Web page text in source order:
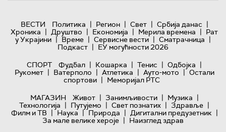
ВЕСТИ Политика | Регион | Свет | Србија данас |
Хроника | Друштво | Економија | Мерила времена | Рат
у Украјини | Време | Сервисне вести | Сматрачница |
Подкаст | ЕУ могућности 2026
СПОРТ
Фудбал | Кошарка | Тенис | Одбојка |
Рукомет | Ватерполо | Атлетика | Ауто-мото | Остали
спортови | Меморијал РТС
МАГАЗИН
Живот | Занимљивости | Музика |
Технологијa | Путујемо | Свет познатих | Здравље |
Филм и ТВ | Наука | Природа | Дигитални предузетник |
За мале велике хероје | Наизглед здрав